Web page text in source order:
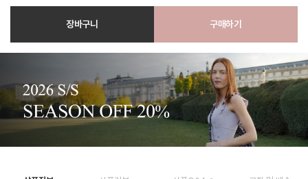
장바구니 구매하기